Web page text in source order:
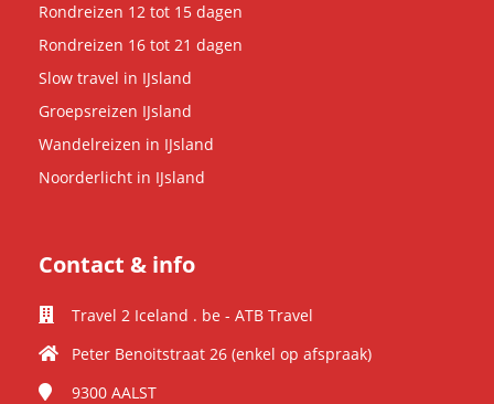
Rondreizen 12 tot 15 dagen
Rondreizen 16 tot 21 dagen
Slow travel in IJsland
Groepsreizen IJsland
Wandelreizen in IJsland
Noorderlicht in IJsland
Contact & info
Travel 2 Iceland . be - ATB Travel
Peter Benoitstraat 26 (enkel op afspraak)
9300 AALST